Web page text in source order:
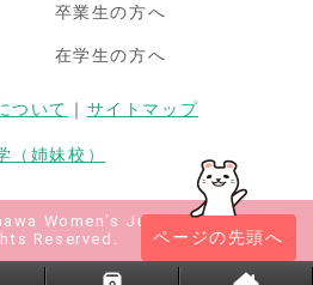
ページの先頭へ
卒業生の方へ
在学生の方へ
ついて サイトマップ
（姉妹校）
Women's Junior College All
Reserved.